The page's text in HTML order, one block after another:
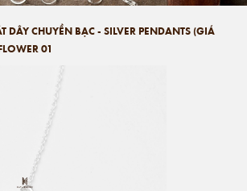
DÂY CHUYỀN BẠC - SILVER PENDANTS (GIÁ
01